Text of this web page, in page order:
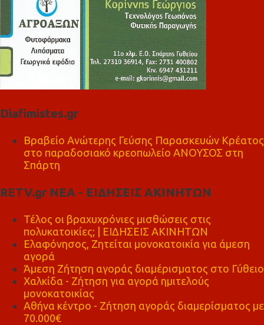
Diafimistes.gr
Βραβείο Ανώτερης Γεύσης Παρασκευών Κρέατος
στο παραδοσιακό κρεοπωλείο ΑΝΟΥΣΟΣ στη
Σπάρτη
RETV.gr ΝΕΑ - ΕΙΔΗΣΕΙΣ ΑΚΙΝΗΤΩΝ
Τέλος οι βραχυχρόνιες μισθώσεις στις
πολυκατοικίες; | ΕΙΔΗΣΕΙΣ ΑΚΙΝΗΤΩΝ
Ελαφόνησος, Ζητείται μονοκατοικία για άμεση
αγορά
Άμεση Ζήτηση αγοράς διαμέρισματος στο Γύθειο
Χαλκίδα - Ζήτηση για αγορά ημιτελούς
μονοκατοικίας
Αθήνα κέντρο - Ζήτηση αγοράς διαμερίσματος με
70.000€